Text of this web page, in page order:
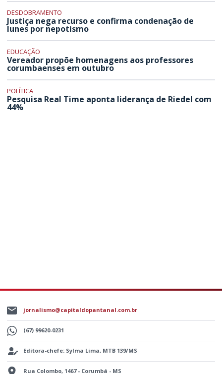
DESDOBRAMENTO
Justiça nega recurso e confirma condenação de
Iunes por nepotismo
EDUCAÇÃO
Vereador propõe homenagens aos professores
corumbaenses em outubro
POLÍTICA
Pesquisa Real Time aponta liderança de Riedel com
44%
jornalismo@capitaldopantanal.com.br
(67) 99620-0231
Editora-chefe: Sylma Lima, MTB 139/MS
Rua Colombo, 1467 - Corumbá - MS